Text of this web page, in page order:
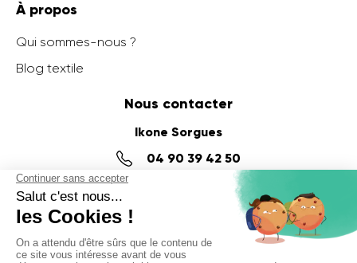
À propos
Qui sommes-nous ?
Blog textile
Nous contacter
Ikone Sorgues
04 90 39 42 50
14 impasse Denis Papin,
ZI du Fournalet
84700 SORGUES
Ikone Nancy